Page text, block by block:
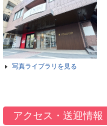
写真ライブラリを見る
アクセス・送迎情報